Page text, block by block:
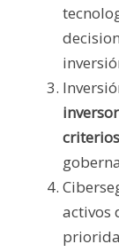
activos